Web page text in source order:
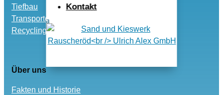
Kontakt
Tiefbau
Transporte
Recycling und Entsorgung
Über uns
Fakten und Historie